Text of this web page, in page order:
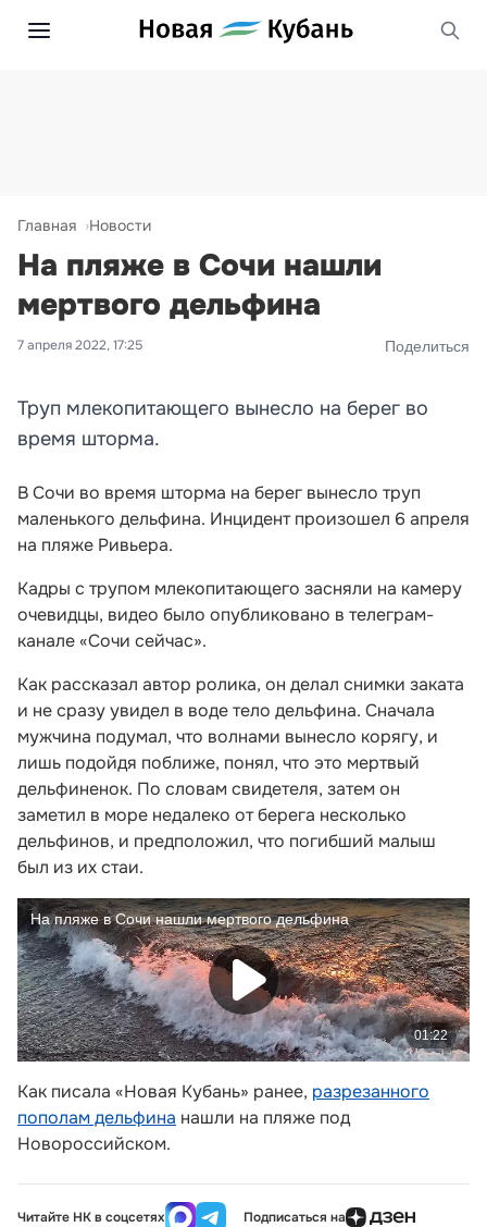
Главная Новости
На пляже в Сочи нашли
мертвого дельфина
7 апреля 2022, 17:25 Поделиться
Труп млекопитающего вынесло на берег во
время шторма.
В Сочи во время шторма на берег вынесло труп
маленького дельфина. Инцидент произошел 6 апреля
на пляже Ривьера.
Кадры с трупом млекопитающего засняли на камеру
очевидцы, видео было опубликовано в телеграм-
канале «Сочи сейчас».
Как рассказал автор ролика, он делал снимки заката
и не сразу увидел в воде тело дельфина. Сначала
мужчина подумал, что волнами вынесло корягу, и
лишь подойдя поближе, понял, что это мертвый
дельфиненок. По словам свидетеля, затем он
заметил в море недалеко от берега несколько
дельфинов, и предположил, что погибший малыш
был из их стаи.
Как писала «Новая Кубань» ранее, разрезанного
пополам дельфина нашли на пляже под
Новороссийском.
Читайте НК в соцсетях Подписаться на